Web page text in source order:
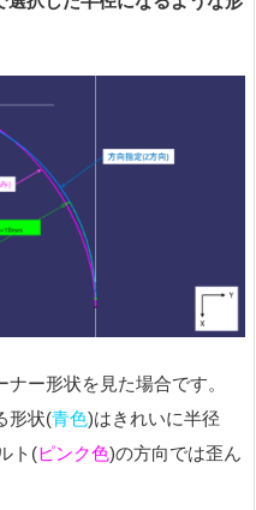
ー形状を見た場合です。
形状(青色)はきれいに半径
ト(ピンク色)の方向では歪ん